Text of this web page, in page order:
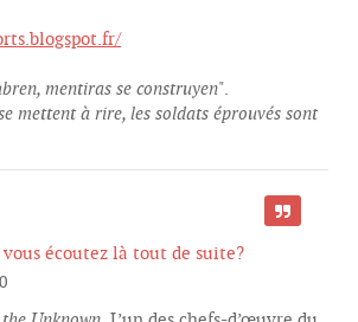
mentiras se construyen".
mettent à rire, les soldats éprouvés sont
vous écoutez là tout de suite?
CITER